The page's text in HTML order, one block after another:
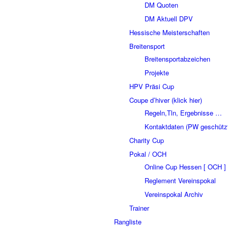
DM Quoten
DM Aktuell DPV
Hessische Meisterschaften
Breitensport
Breitensportabzeichen
Projekte
HPV Präsi Cup
Coupe d’hiver (klick hier)
Regeln,Tln, Ergebnisse …
Kontaktdaten (PW
Charity Cup
Pokal / OCH
Online Cup Hessen [ OCH ]
Reglement Vereinspokal
Vereinspokal Archiv
Trainer
Rangliste